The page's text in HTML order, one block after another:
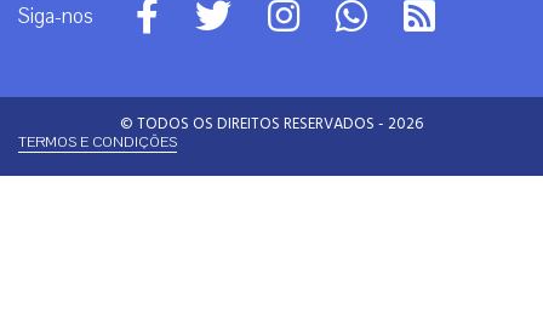
Siga-nos
© TODOS OS DIREITOS RESERVADOS - 2026
TERMOS E CONDIÇÕES